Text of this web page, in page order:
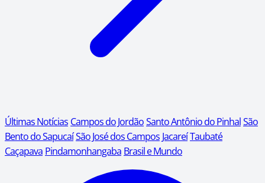
Últimas Notícias Campos do JordãoSanto Antônio do PinhalSão
Bento do SapucaíSão José dos Campos JacareíTaubaté
Caçapava Pindamonhangaba Brasil e Mundo